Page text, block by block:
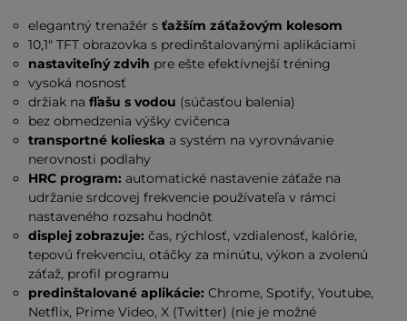
elegantný trenažér sťažším záťažovým kolesom
10,1" TFT obrazovka s predinštalovanými aplikáciami
nastaviteľný zdvih pre ešte efektívnejší tréning
vysoká nosnosť
držiak nafľašu s vodou (súčasťou balenia)
bez obmedzenia výšky cvičenca
transportné kolieska a systém na vyrovnávanie
nerovnosti podlahy
HRC program: automatické nastavenie záťaže na
udržanie srdcovej frekvencie používateľa v rámci
nastaveného rozsahu hodnôt
displej zobrazuje:čas, rýchlosť, vzdialenosť, kalórie,
tepovú frekvenciu, otáčky za minútu, výkon a zvolenú
záťaž, profil programu
predinštalované aplikácie: Chrome, Spotify, Youtube,
Netflix, Prime Video, X (Twitter) (nie je možné